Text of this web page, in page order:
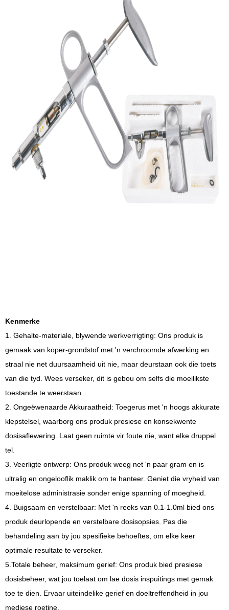
Kenmerke
1. Gehalte-materiale, blywende werkverrigting: Ons produk is
gemaak van koper-grondstof met 'n verchroomde afwerking en
straal nie net duursaamheid uit nie, maar deurstaan ​​ook die toets
van die tyd. Wees verseker, dit is gebou om selfs die moeilikste
toestande te weerstaan..
2. Ongeëwenaarde Akkuraatheid: Toegerus met 'n hoogs akkurate
klepstelsel, waarborg ons produk presiese en konsekwente
dosisaflewering. Laat geen ruimte vir foute nie, want elke druppel
tel.
3. Veerligte ontwerp: Ons produk weeg net 'n paar gram en is
ultralig en ongelooflik maklik om te hanteer. Geniet die vryheid van
moeitelose administrasie sonder enige spanning of moegheid.
4. Buigsaam en verstelbaar: Met 'n reeks van 0.1-1.0ml bied ons
produk deurlopende en verstelbare dosisopsies. Pas die
behandeling aan by jou spesifieke behoeftes, om elke keer
optimale resultate te verseker.
5.Totale beheer, maksimum gerief: Ons produk bied presiese
dosisbeheer, wat jou toelaat om lae dosis inspuitings met gemak
toe te dien. Ervaar uiteindelike gerief en doeltreffendheid in jou
mediese roetine.